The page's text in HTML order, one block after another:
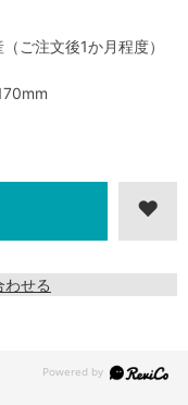
ご注文後1か月程度）
わせる